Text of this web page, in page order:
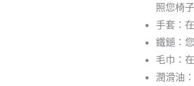
照您椅
手套：
鐵鎚：
毛巾：
潤滑油